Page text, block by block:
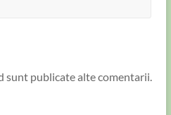
sunt publicate alte comentarii.